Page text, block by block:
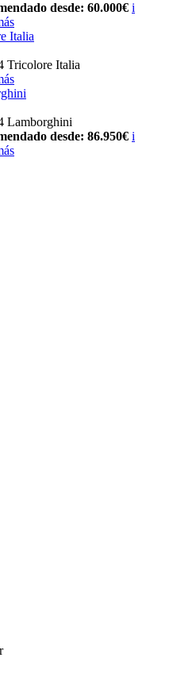
desde: 60.000€ i
Italia
Tricolore Italia
Lamborghini
desde: 86.950€ i